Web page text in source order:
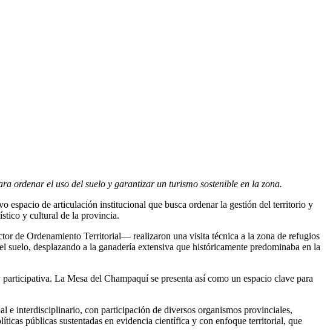
ordenar el uso del suelo y garantizar un turismo sostenible en la zona.
espacio de articulación institucional que busca ordenar la gestión del territorio y
y cultural de la provincia.
de Ordenamiento Territorial— realizaron una visita técnica a la zona de refugios
desplazando a la ganadería extensiva que históricamente predominaba en la
La Mesa del Champaquí se presenta así como un espacio clave para
e interdisciplinario, con participación de diversos organismos provinciales,
públicas sustentadas en evidencia científica y con enfoque territorial, que